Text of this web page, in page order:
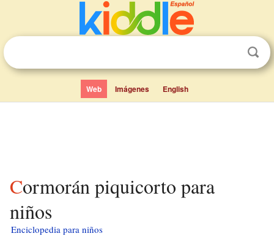
Web Imágenes English
Cormorán piquicorto para
niños
Enciclopedia para niños